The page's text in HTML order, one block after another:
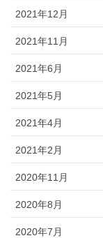
2021年12月
2021年11月
2021年6月
2021年5月
2021年4月
2021年2月
2020年11月
2020年8月
2020年7月